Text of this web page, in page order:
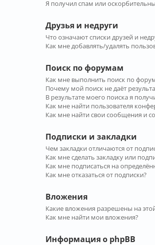
Я получил спам или
Друзья и недруги
Что означают списки друзей и
Как мне добавлять/удалять
Поиск по форумам
Как мне выполнить поиск по
Почему мой поиск не даёт
В результате моего поиска я
Как мне найти пользователя
Как мне найти свои сообщения и
Подписки и закладки
Чем закладки отличаются от
Как мне сделать закладку или
Как мне подписаться на
Как мне отказаться от подписки?
Вложения
Какие вложения разрешены на
Как мне найти мои вложения?
Информация о phpBB